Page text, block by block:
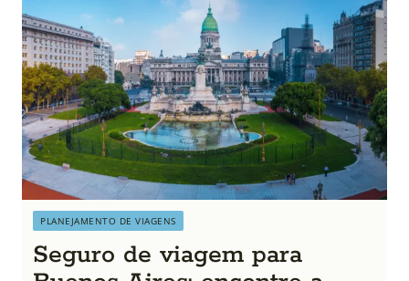
PLANEJAMENTO DE VIAGENS
Seguro de viagem para